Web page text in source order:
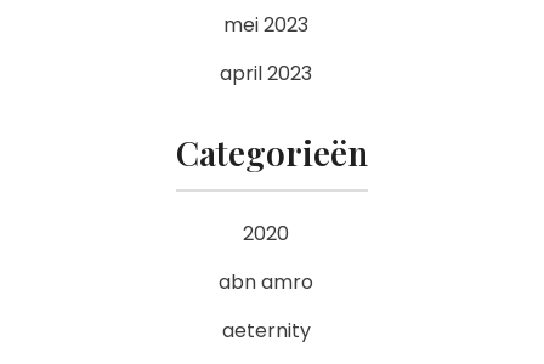
mei 2023
april 2023
Categorieën
2020
abn amro
aeternity